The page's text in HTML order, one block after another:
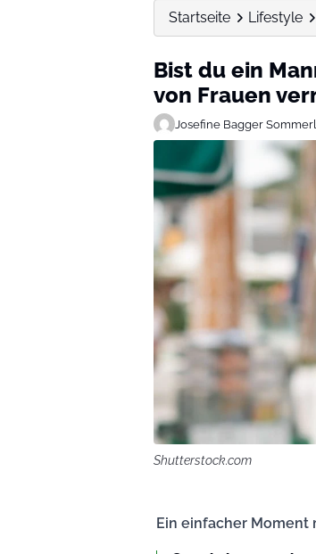
Startseite Lifestyle
Bist du ein
von Frauen
Josefine Bagger
Shutterstock.com
Ein einfacher Moment